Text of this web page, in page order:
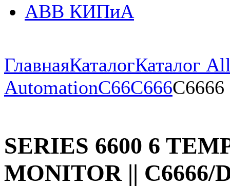
ABB КИПиА
ГлавнаяКаталогКаталог
AutomationC66C666C6666
SERIES 6600 6
MONITOR || C6666/